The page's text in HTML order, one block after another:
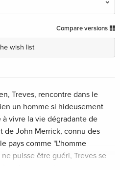
Sold out
Sold out
Sold out
EUR 18.99
Compare versions
wish list
Treves, rencontre dans le
un homme si hideusement
vivre la vie dégradante de
de John Merrick, connu des
pays comme "L'homme
puisse être guéri, Treves se